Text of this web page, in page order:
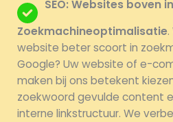
SEO: Websites boven
Zoekmachineoptimalisatie
website beter scoort in
Google? Uw website of e-
maken bij ons betekent
zoekwoord gevulde content
interne linkstructuur. We